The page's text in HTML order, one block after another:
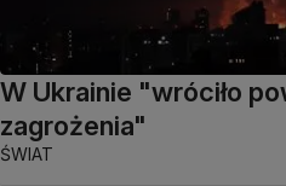
W Ukrainie "wróciło
zagrożenia"
ŚWIAT